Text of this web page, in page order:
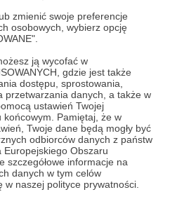
zmienić swoje preferencje
osobowych, wybierz opcję
ją wycofać w
gdzie jest także
dostępu, sprostowania,
przetwarzania danych, a także w
ustawień Twojej
Pamiętaj, że w
Twoje dane będą mogły być
odbiorców danych z państw
Obszaru
szczegółowe informacje na
danych w tym celów
naszej polityce prywatności.
Polsce)
rozwój
pasji.
w Polsce i
moim
Totalna
czyli biegam
miesięcznie
5%
Osiągnięcie tego
nieograniczone
startowania w
reprezentowanie
imprezach rangi